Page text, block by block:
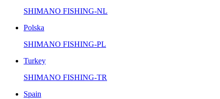
SHIMANO FISHING-NL
Polska
SHIMANO FISHING-PL
Turkey
SHIMANO FISHING-TR
Spain